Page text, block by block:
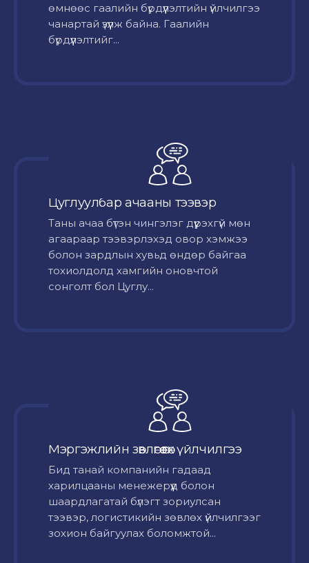
өмнөөс гаалийн бүрдүүлэлтийн үйлчилгээ
чанартай үзүүлж байна. Гаалийн
бүрдүүлэлтийг...
Цуглуулбар ачааны тээвэр
Таны ачаа бүтэн чингэлэг дүүрэхгүй мөн
агаараар тээвэрлэхэд овор хэмжээ
болон зардлын хувьд өндөр байгаа
тохиолдолд хамгийн оновчтой
сонголт бол Цуглу...
Мэргэжлийн зөвлөгөө өгөх үйлчилгээ
Бид танай компанийн гадаад
харилцааны менежерүүд болон
шаардлагатай бүлэгт зориулсан
тээвэр, логистикийн зөвлөх үйлчилгээг
зохион байгуулах боломжтой...